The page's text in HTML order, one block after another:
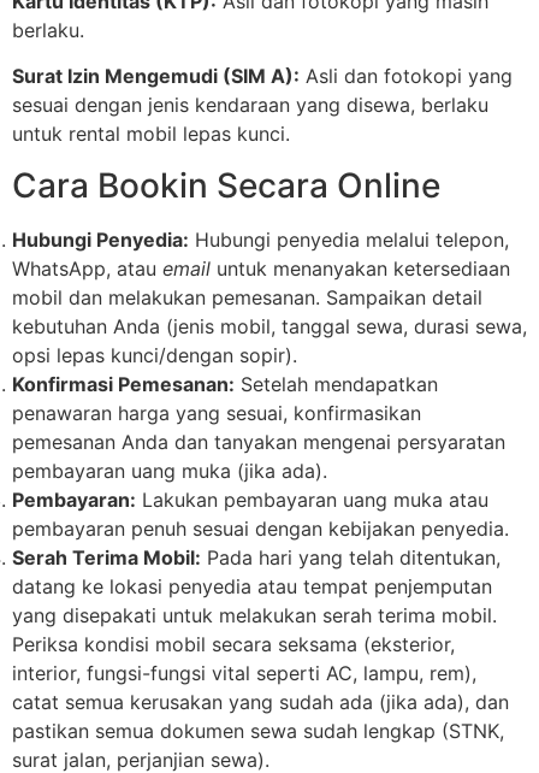
berlaku.
Surat Izin Mengemudi (SIM A): Asli dan fotokopi yang
sesuai dengan jenis kendaraan yang disewa, berlaku
untuk rental mobil lepas kunci.
Cara Bookin Secara Online
Hubungi Penyedia: Hubungi penyedia melalui telepon,
WhatsApp, atau email untuk menanyakan ketersediaan
mobil dan melakukan pemesanan. Sampaikan detail
kebutuhan Anda (jenis mobil, tanggal sewa, durasi sewa,
opsi lepas kunci/dengan sopir).
Konfirmasi Pemesanan: Setelah mendapatkan
penawaran harga yang sesuai, konfirmasikan
pemesanan Anda dan tanyakan mengenai persyaratan
pembayaran uang muka (jika ada).
Pembayaran: Lakukan pembayaran uang muka atau
pembayaran penuh sesuai dengan kebijakan penyedia.
Serah Terima Mobil: Pada hari yang telah ditentukan,
datang ke lokasi penyedia atau tempat penjemputan
yang disepakati untuk melakukan serah terima mobil.
Periksa kondisi mobil secara seksama (eksterior,
interior, fungsi-fungsi vital seperti AC, lampu, rem),
catat semua kerusakan yang sudah ada (jika ada), dan
pastikan semua dokumen sewa sudah lengkap (STNK,
surat jalan, perjanjian sewa).